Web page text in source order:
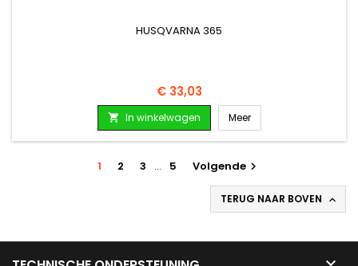
HUSQVARNA 365
Prijs
€ 33,03
 In winkelwagen Meer
1 2 3 … 5 Volgende 
TERUG NAAR BOVEN 